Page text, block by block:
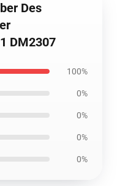
Des
DM2307
100%
0%
0%
0%
0%